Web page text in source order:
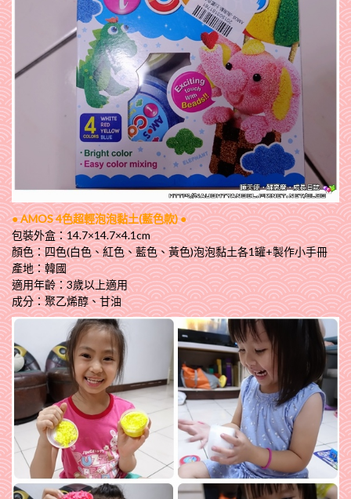
● AMOS 4色超輕泡泡黏土(藍色款) ●
包裝外盒：14.7×14.7×4.1cm
顏色：四色(白色、紅色、藍色、黃色)泡泡黏土各1罐+製作小手冊
產地：韓國
適用年齡：3歲以上適用
成分：聚乙烯醇、甘油